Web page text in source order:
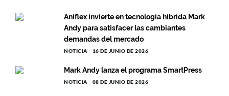
Aniflex invierte en tecnología híbrida Mark
Andy para satisfacer las cambiantes
demandas del mercado
NOTICIA 16 DE JUNIO DE 2026
Mark Andy lanza el programa SmartPress
NOTICIA 08 DE JUNIO DE 2026